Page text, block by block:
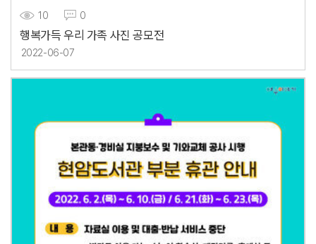
10 0
행복가득 우리 가족 사진 공모전
2022-06-07